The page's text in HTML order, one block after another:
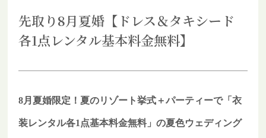
先取り8月夏婚【ドレス＆タキシード
各1点レンタル基本料金無料】
8月夏婚限定！夏のリゾート挙式＋パーティーで「衣
装レンタル各1点基本料金無料」の夏色ウェディング